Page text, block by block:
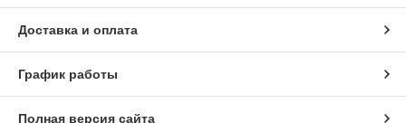
Доставка и оплата
График работы
Полная версия сайта